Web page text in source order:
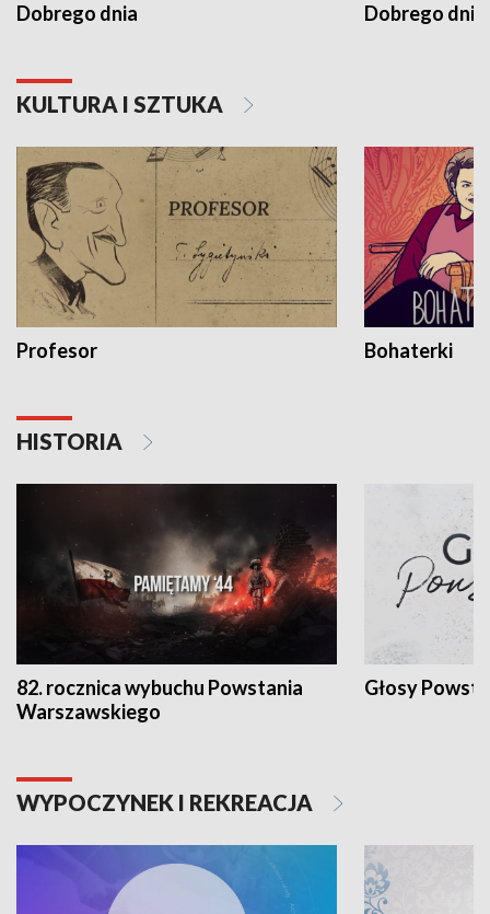
Dobrego dnia Dobrego dnia
KULTURA I SZTUKA
Profesor Bohaterki
HISTORIA
82. rocznica wybuchu Powstania
Warszawskiego
Głosy
WYPOCZYNEK I REKREACJA